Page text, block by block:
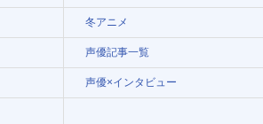
冬アニメ
声優記事一覧
声優×インタビュー